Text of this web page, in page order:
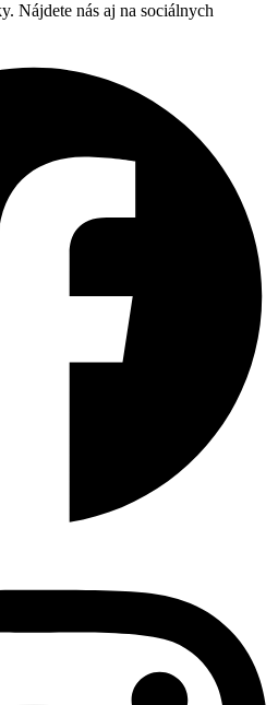
Nájdete nás aj na sociálnych